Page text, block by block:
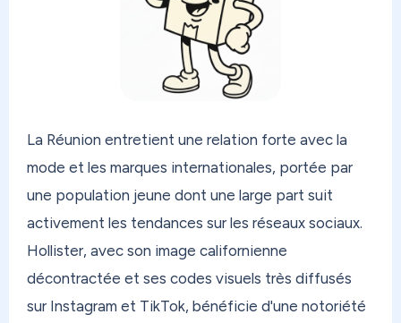
La Réunion entretient une relation forte avec la
mode et les marques internationales, portée par
une population jeune dont une large part suit
activement les tendances sur les réseaux sociaux.
Hollister, avec son image californienne
décontractée et ses codes visuels très diffusés
sur Instagram et TikTok, bénéficie d'une notoriété